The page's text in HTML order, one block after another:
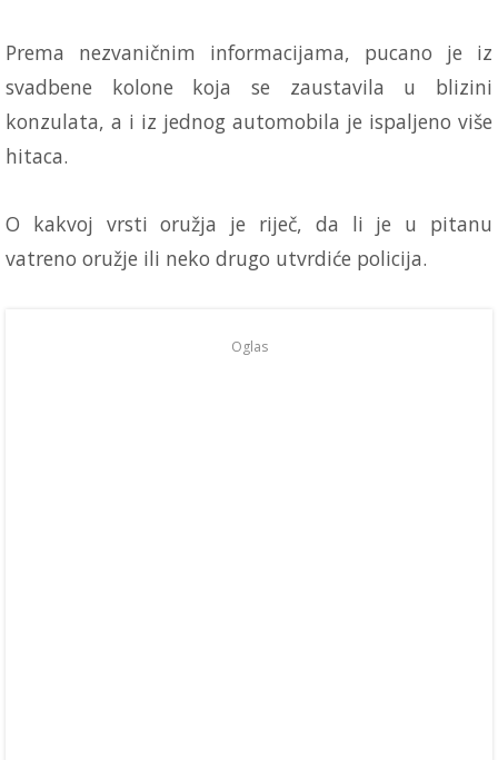
Prema nezvaničnim informacijama, pucano je iz
svadbene kolone koja se zaustavila u blizini
konzulata, a i iz jednog automobila je ispaljeno više
hitaca.
O kakvoj vrsti oružja je riječ, da li je u pitanu
vatreno oružje ili neko drugo utvrdiće policija.
Oglas